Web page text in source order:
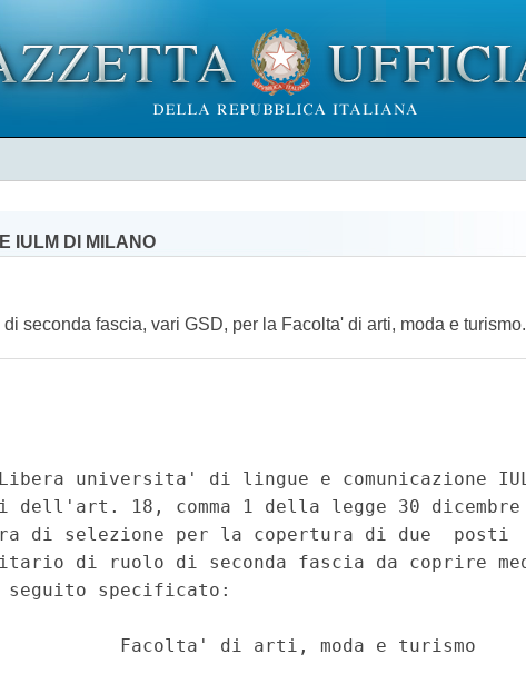
IULM DI MILANO
seconda fascia, vari GSD, per la Facolta' di arti, moda e turismo.